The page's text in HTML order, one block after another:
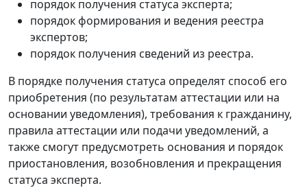
порядок получения статуса эксперта;
порядок формирования и ведения реестра
экспертов;
порядок получения сведений из реестра.
В порядке получения статуса определят способ его
приобретения (по результатам аттестации или на
основании уведомления), требования к гражданину,
правила аттестации или подачи уведомлений, а
также смогут предусмотреть основания и порядок
приостановления, возобновления и прекращения
статуса эксперта.